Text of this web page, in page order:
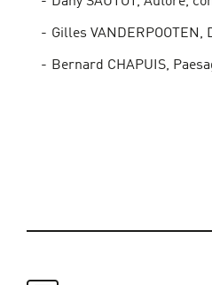
Gilles
Bernard CHAPUIS,